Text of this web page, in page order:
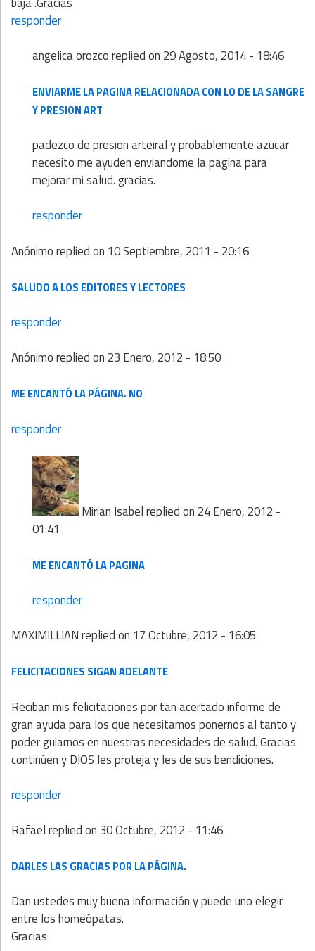
responder
angelica orozcoreplied on 29 Agosto, 2014 - 18:46
ENVIARME LA PAGINA RELACIONADA CON LO DE LA SANGRE
Y PRESION ART
padezco de presion arteiral y probablemente azucar
necesito me ayuden enviandome la pagina para
mejorar mi salud. gracias.
responder
Anónimoreplied on 10 Septiembre, 2011 - 20:16
SALUDO A LOS EDITORES Y LECTORES
responder
Anónimoreplied on 23 Enero, 2012 - 18:50
ME ENCANTÓ LA PÁGINA. NO
responder
Mirian Isabelreplied on 24 Enero, 2012 -
01:41
ME ENCANTÓ LA PAGINA
responder
MAXIMILLIANreplied on 17 Octubre, 2012 - 16:05
FELICITACIONES SIGAN ADELANTE
Reciban mis felicitaciones por tan acertado informe de
gran ayuda para los que necesitamos ponernos al tanto y
poder guiarnos en nuestras necesidades de salud. Gracias
continúen y DIOS les proteja y les de sus bendiciones.
responder
Rafaelreplied on 30 Octubre, 2012 - 11:46
DARLES LAS GRACIAS POR LA PÁGINA.
Dan ustedes muy buena información y puede uno elegir
entre los homeópatas.
Gracias